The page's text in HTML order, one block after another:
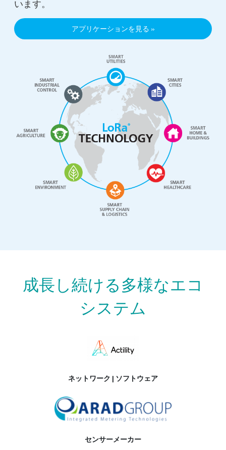
います。
アプリケーションを見る
成長し続ける多様なエコ
システム
ネットワーク | ソフトウェア
センサーメーカー